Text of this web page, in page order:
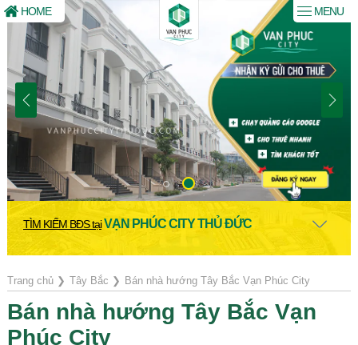
TÌM KIẾM BĐS tạiVẠN PHÚC CITY THỦ ĐỨC
Trang chủ❯ Tây Bắc ❯ Bán nhà hướng Tây Bắc Vạn Phúc City
Bán nhà hướng Tây Bắc Vạn
Phúc City
HOME MENU